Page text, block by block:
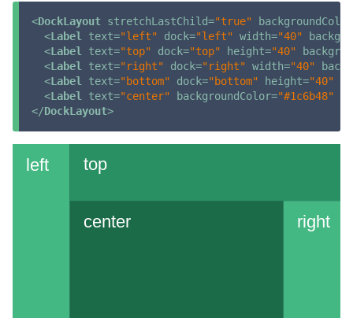
<DockLayout stretchLastChild="true"
backgroundColor
<Label text="left" dock="left" width="40"
<Label text="top" dock="top" height="40"
<Label text="right" dock="right" width="40"
<Label text="bottom" dock="bottom" height="40"
<Label text="center" backgroundColor="#1c6b48"
</DockLayout>